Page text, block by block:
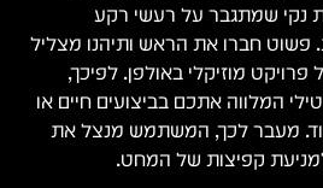
נקי שמתגבר על רעשי רקע
פשוט חברו את הראש ותיהנו מצליל
פרויקט מוזיקלי באולפן. לפיכך,
המלווה אתכם בביצועים חיים או
מעבר לכך, המשתמש מנצל את
קפיצות של המחט.